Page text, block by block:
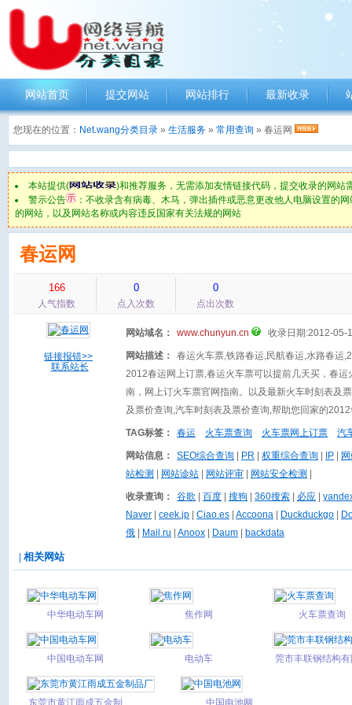
网站首页 提交网站 网站排行 最新收录
您现在的位置： Net.wang分类目录 » 生活服务 » 常用查询 » 春运网
本站提供(
)和推荐服务，无需添加友情链接代码，提交收录的网
警示公告
：不收录含有病毒、木马，弹出插件或恶意更改他人电脑设置的
的网站，以及网站名称或内容违反国家有关法规的网站
春运网
166
人气指数
0
点入次数
0
点出次数
链接报错>>
联系站长
网站域名： www.chunyun.cn 收录日期:2012-05-
网站描述：
春运火车票,铁路春运,民航春运,水路春运
2012春运网上订票,春运火车票可以提前几天买，春
南，网上订火车票官网指南。以及最新火车时刻表及
及票价查询,汽车时刻表及票价查询,帮助您回家的
TAG标签： 春运 火车票查询 火车票网上订票 汽
网站信息： SEO综合查询 PR 权重综合查询 IP
站检测
网站诊站 网站评审 网站安全检测
收录查询： 谷歌 百度 搜狗 360搜索 必应
Naver
ceek.jp Ciao.es Accoona Duckduckgo
俄
Mail.ru Anoox Daum backdata
| 相关网站
中华电动车网 焦作网 火车票查询
中国电动车网 电动车
莞市丰联钢结构有
东莞市黄江雨成五金制 中国电池网